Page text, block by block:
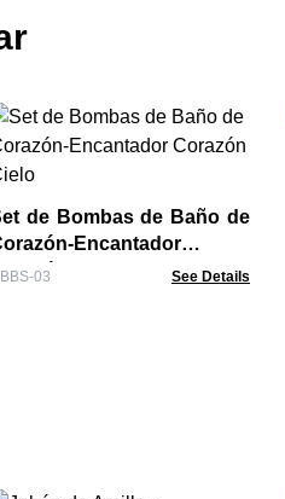
de Bombas de Baño de
Encantador
Cielo
03 See Details